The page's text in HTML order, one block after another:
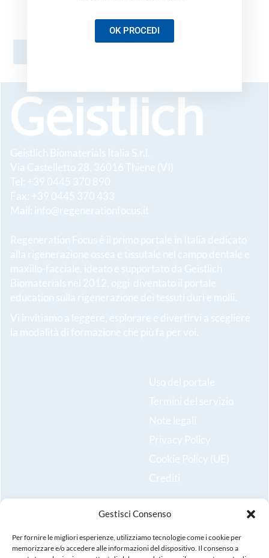
Gestisci Consenso
Per fornire le migliori esperienze, utilizziamo tecnologie come i cookie per
memorizzare e/o accedere alle informazioni del dispositivo. Il consenso a
Geistlich Biomaterials Italia S.r.l.
Via Castelletto 28, 36016 Thiene (VI)
Tel: +39 0445 370 890
Fax: +39 0445 370 433
Mail: info@regenerationfocus.it
Regeneration Focus è il primo portale in Italia dedicato
alla rigenerazione ossea e tissutale nel campo dentale e
maxillo-facciale, ideato e supportato da Geistlich
Biomaterials nel 2012, oggi diventato il portale
education sulla rigenerazione dei tessuti duri e molli.
Vi invitiamo a leggere, esplorare e divertirvi a scegliere
la modalità di formazione che più fa per voi.
Uso del portale
Termini del servizio
Note legali
Privacy Policy
Cookie Policy (UE)
Crediti
Resta aggiornato sulle ultime novità e iscriviti alla nostra
newsletter!
OK PROCEDI